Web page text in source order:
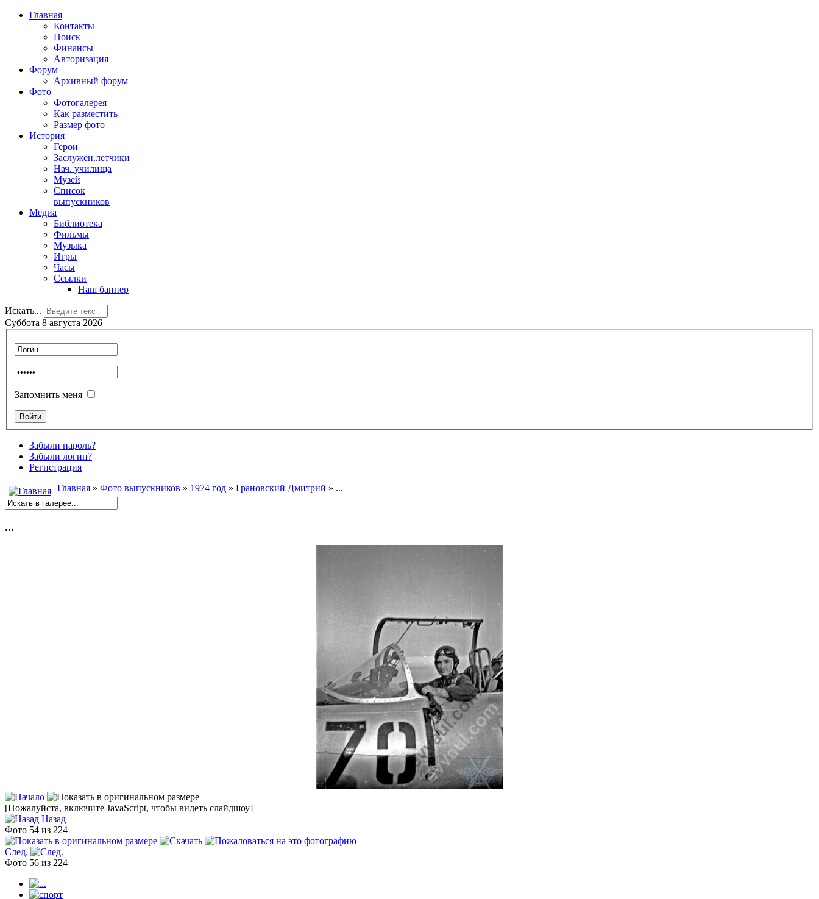
Главная
Контакты
Поиск
Финансы
Авторизация
Форум
Архивный форум
Фото
Фотогалерея
Как разместить
Размер фото
История
Герои
Заслужен.летчики
Нач. училища
Музей
Список
выпускников
Медиа
Библиотека
Фильмы
Музыка
Игры
Часы
Ссылки
Наш баннер
Искать...
Суббота 8 августа 2026
Запомнить меня
Забыли пароль?
Забыли логин?
Регистрация
Главная » Фото выпускников » 1974 год » Грановский Дмитрий » ...
...
[Пожалуйста, включите JavaScript, чтобы видеть слайдшоу]
Назад
Фото 54 из 224
След.
Фото 56 из 224